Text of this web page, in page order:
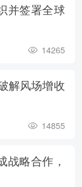
并签署全球
14265
解风场增收
14855
战略合作，